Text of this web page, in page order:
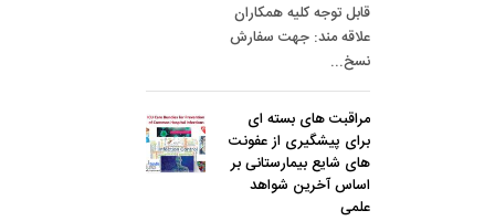
قابل توجه کلیه همکاران
علاقه مند: جهت سفارش
نسخ...
مراقبت های بسته ای
برای پیشگیری از عفونت
های شایع بیمارستانی بر
اساس آخرین شواهد
علمی